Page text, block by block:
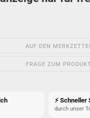
AUF DEN
FRAGE ZUM PRODUKT
⚡ Schneller
durch unser